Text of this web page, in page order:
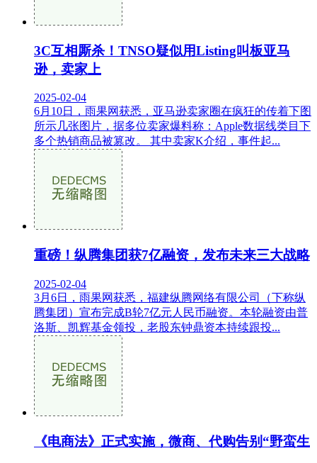
3C互相厮杀！TNSO疑似用Listing叫板亚马
逊，卖家上
2025-02-04
6月10日，雨果网获悉，亚马逊卖家圈在疯狂的传着下图
所示几张图片，据多位卖家爆料称：Apple数据线类目下
多个热销商品被篡改。 其中卖家K介绍，事件起...
重磅！纵腾集团获7亿融资，发布未来三大战略
2025-02-04
3月6日，雨果网获悉，福建纵腾网络有限公司（下称纵
腾集团）宣布完成B轮7亿元人民币融资。本轮融资由普
洛斯、凯辉基金领投，老股东钟鼎资本持续跟投...
《电商法》正式实施，微商、代购告别“野蛮生